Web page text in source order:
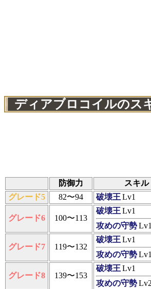
ディアブロコイルのス
防御力
スキル
グレード5
82〜94 破壊王Lv1
グレード6 100〜113
破壊王Lv1
攻めの守勢Lv1
グレード7 119〜132
破壊王Lv1
攻めの守勢Lv1
グレード8 139〜153
破壊王Lv1
攻めの守勢Lv2